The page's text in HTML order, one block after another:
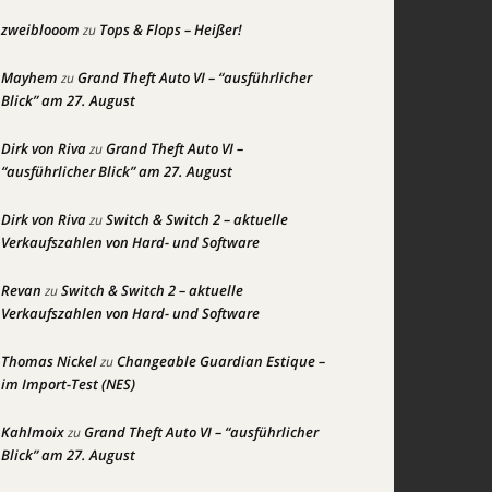
zweiblooom zu Tops & Flops – Heißer!
Mayhem zuGrand Theft Auto VI – “ausführlicher
Blick” am 27. August
Dirk von RivazuGrand Theft Auto VI –
“ausführlicher Blick” am 27. August
Dirk von RivazuSwitch & Switch 2 – aktuelle
Verkaufszahlen von Hard- und Software
Revan zuSwitch & Switch 2 – aktuelle
Verkaufszahlen von Hard- und Software
Thomas NickelzuChangeable Guardian Estique –
im Import-Test (NES)
KahlmoixzuGrand Theft Auto VI – “ausführlicher
Blick” am 27. August